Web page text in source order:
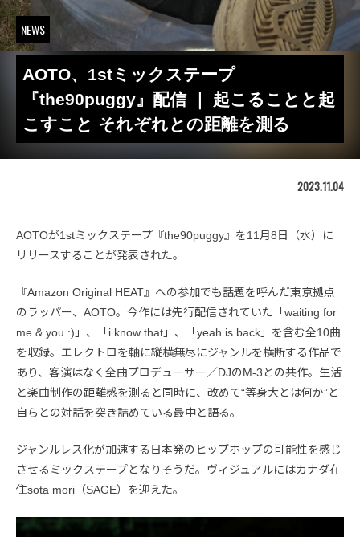
NEWS
AOTO、1stミックステープ
『the90puggy』配信 ｜ 起こることと起
こすこと それぞれとの距離を測る
2023.11.04
AOTOが1stミックステープ『the90puggy』を11月8日（水）に
リリースすることが発表された。
『Amazon Original HEAT』への参加でも話題を呼んだ東京拠点
のラッパー、AOTO。今作には先行配信されていた「waiting for
me & you :)」、「i know that」、「yeah is back」を含む全10曲
を収録。エレクトロを軸に縦横無尽にジャンルを横断する作品で
あり、客演はなく全曲プロデューサー／DJのM-3との共作。生活
と楽曲制作の距離感を測ると同時に、改めて“等身大とは何か”と
自らとの対話を突き詰めている最中と語る。
ジャンルレス化が加速する日本発のヒップホップの可能性を感じ
させるミックステープとなりそうだ。ヴィジュアルにはカナダ在
住sota mori（SAGE）を迎えた。